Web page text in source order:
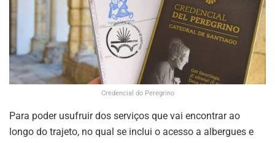
Credencial do Peregrino
Para poder usufruir dos serviços que vai encontrar ao
longo do trajeto, no qual se inclui o acesso a albergues e